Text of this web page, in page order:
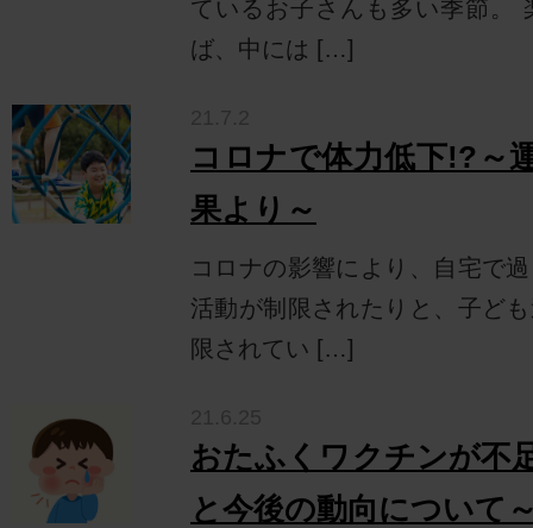
ているお子さんも多い季節。
ば、中には […]
コロナで体力低下!?～
果より～
コロナの影響により、自宅で
活動が制限されたりと、子ど
限されてい […]
おたふくワクチンが不
と今後の動向について